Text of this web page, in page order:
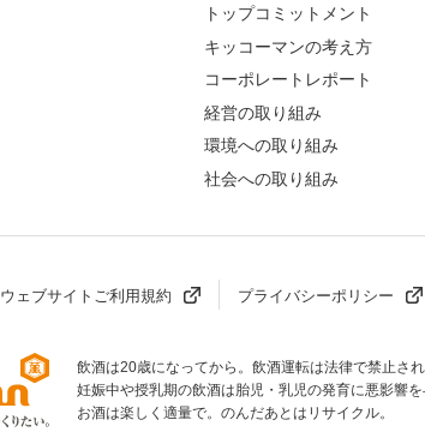
トップコミットメント
キッコーマンの考え方
コーポレートレポート
経営の取り組み
環境への取り組み
社会への取り組み
ウェブサイトご利用規約 プライバシーポリシー
飲酒は20歳になってから。飲酒運転は法律で禁止され
妊娠中や授乳期の飲酒は胎児・乳児の発育に悪影響を
お酒は楽しく適量で。のんだあとはリサイクル。